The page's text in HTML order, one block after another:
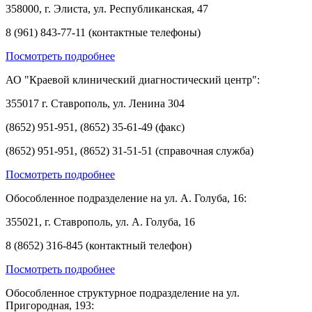
358000, г. Элиста, ул. Республиканская, 47
8 (961) 843-77-11 (контактные телефоны)
Посмотреть подробнее
АО "Краевой клинический диагностический центр":
355017 г. Ставрополь, ул. Ленина 304
(8652) 951-951, (8652) 35-61-49 (факс)
(8652) 951-951, (8652) 31-51-51 (справочная служба)
Посмотреть подробнее
Обособленное подразделение на ул. А. Голуба, 16:
355021, г. Ставрополь, ул. А. Голуба, 16
8 (8652) 316-845 (контактный телефон)
Посмотреть подробнее
Обособленное структурное подразделение на ул.
Пригородная, 193: